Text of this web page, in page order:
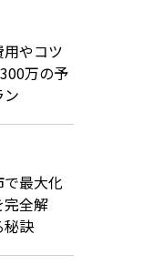
やコツ
万の予
最大化
完全解
秘訣